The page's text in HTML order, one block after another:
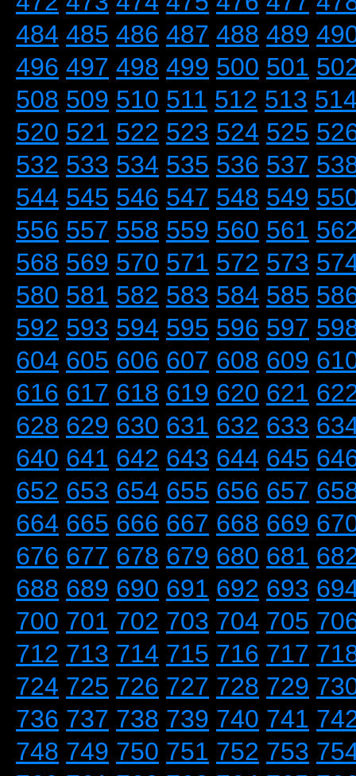
484 485 486 487 488 489
496 497 498 499 500 501
508 509 510 511 512 513
520 521 522 523 524 525
532 533 534 535 536 537
544 545 546 547 548 549
556 557 558 559 560 561
568 569 570 571 572 573
580 581 582 583 584 585
592 593 594 595 596 597
604 605 606 607 608 609
616 617 618 619 620 621
628 629 630 631 632 633
640 641 642 643 644 645
652 653 654 655 656 657
664 665 666 667 668 669
676 677 678 679 680 681
688 689 690 691 692 693
700 701 702 703 704 705
712 713 714 715 716 717
724 725 726 727 728 729
736 737 738 739 740 741
748 749 750 751 752 753